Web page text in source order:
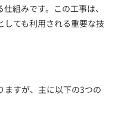
組みです。この工事は、
しても利用される重要な技
ますが、主に以下の3つの